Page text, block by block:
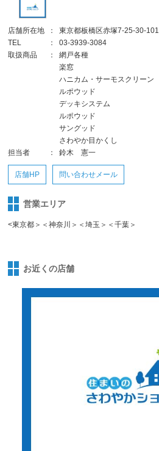
店舗所在地 ：
東京都板橋区赤塚7-25-30-101
TEL
：
03-3939-3084
取扱商品
：
網戸各種
楽窓
ハニカム・サーモスクリーン
ルポウッド
デッキシステム
ルポウッド
サングッド
さわやか目かくし
担当者
： 鈴木 憲一
店舗HP 問い合わせメール
営業エリア
<東京都＞＜神奈川＞＜埼玉＞＜千葉＞
お近くの店舗